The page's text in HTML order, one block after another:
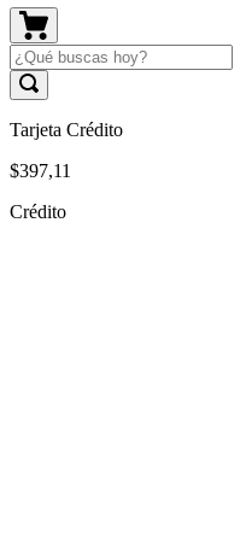
Tarjeta Crédito
$397,11
Crédito